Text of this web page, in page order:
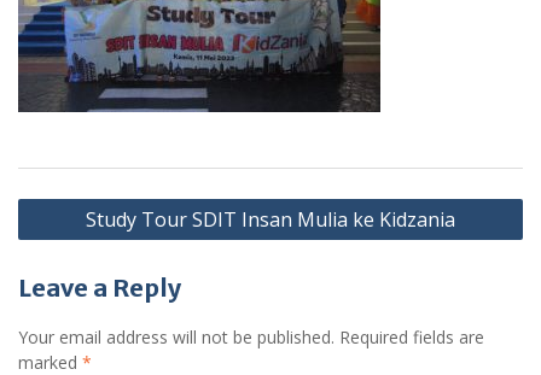
Post
navigation
Study Tour SDIT Insan Mulia ke Kidzania
Leave a Reply
Your email address will not be published. Required fields are
marked *